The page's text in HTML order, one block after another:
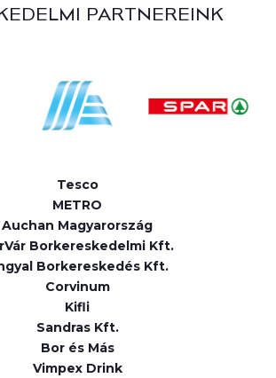
PARTNEREINK
Tesco
METRO
Auchan Magyarország
Borkereskedelmi Kft.
Borkereskedés Kft.
Corvinum
Kifli
Sandras Kft.
Bor és Más
Vimpex Drink